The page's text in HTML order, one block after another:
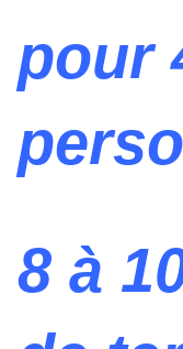
pour
8 à